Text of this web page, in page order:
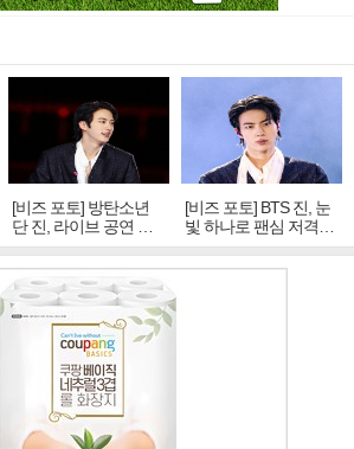
[비즈 포토] 방탄소년
단 진, 라이브 공연 중
빛나는 독보적 아우라
[비즈 포토] BTS 진, 눈
빛 하나로 팬심 저격…
독보적 카리스마